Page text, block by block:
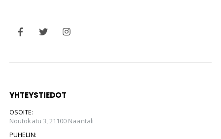
YHTEYSTIEDOT
OSOITE:
Noutokatu 3, 21100 Naantali
PUHELIN: